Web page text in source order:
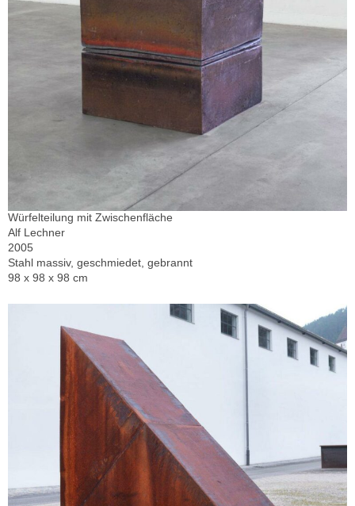
Würfelteilung mit Zwischenfläche
Alf Lechner
2005
Stahl massiv, geschmiedet, gebrannt
98 x 98 x 98 cm